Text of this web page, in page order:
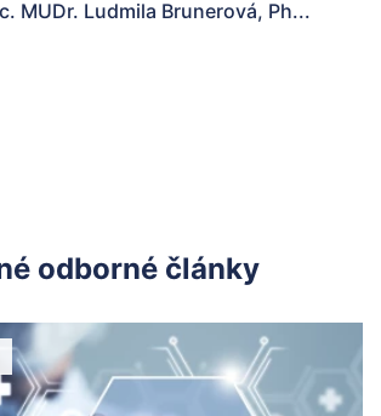
MUDr. Ludmila Brunerová, Ph...
odborné články